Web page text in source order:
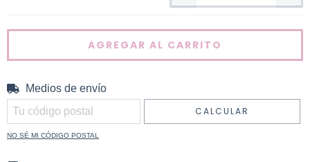
Entregas para el CP:
Medios de envío
CALCULAR
NO SÉ MI CÓDIGO POSTAL